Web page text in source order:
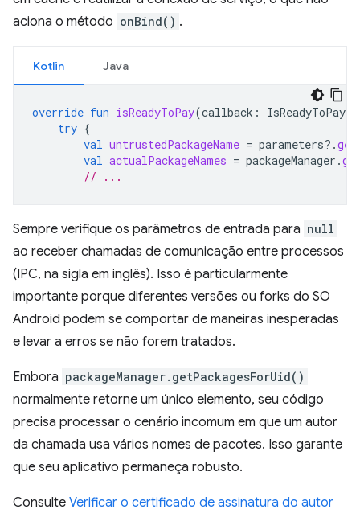
aciona o método onBind() .
Kotlin Java
override fun isReadyToPay(callback :
try {
val untrustedPackageName = parameters?.
val actualPackageNames = packageManager .
// ...
Sempre verifique os parâmetros de entrada para null
ao receber chamadas de comunicação entre processos
(IPC, na sigla em inglês). Isso é particularmente
importante porque diferentes versões ou forks do SO
Android podem se comportar de maneiras inesperadas
e levar a erros se não forem tratados.
Embora packageManager.getPackagesForUid()
normalmente retorne um único elemento, seu código
precisa processar o cenário incomum em que um autor
da chamada usa vários nomes de pacotes. Isso garante
que seu aplicativo permaneça robusto.
Consulte Verificar o certificado de assinatura do autor